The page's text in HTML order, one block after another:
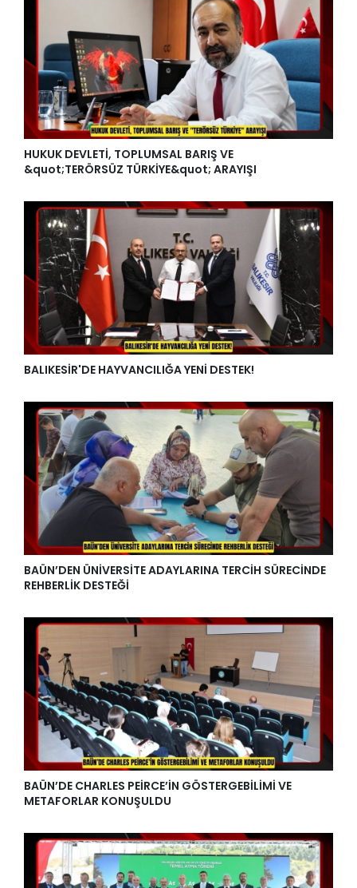
HUKUK DEVLETİ, TOPLUMSAL BARIŞ VE
&quot;TERÖRSÜZ TÜRKİYE&quot; ARAYIŞI
BALIKESİR'DE HAYVANCILIĞA YENİ DESTEK!
BAÜN’DEN ÜNİVERSİTE ADAYLARINA TERCİH SÜRECİNDE
REHBERLİK DESTEĞİ
BAÜN’DE CHARLES PEİRCE’İN GÖSTERGEBİLİMİ VE
METAFORLAR KONUŞULDU